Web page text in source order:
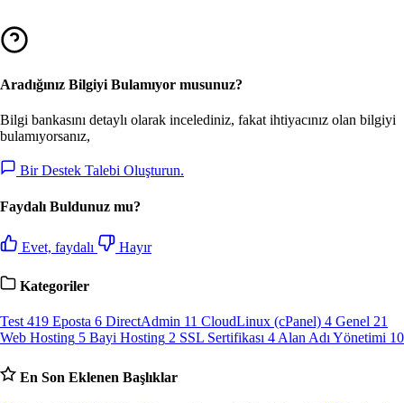
Aradığınız Bilgiyi Bulamıyor musunuz?
Bilgi bankasını detaylı olarak incelediniz, fakat ihtiyacınız olan bilgiyi
bulamıyorsanız,
Bir Destek Talebi Oluşturun.
Faydalı Buldunuz mu?
Evet, faydalı Hayır
Kategoriler
Test 419 Eposta 6 DirectAdmin 11 CloudLinux (cPanel) 4 Genel 21
Web Hosting 5 Bayi Hosting 2 SSL Sertifikası 4Alan Adı Yönetimi 10
En Son Eklenen Başlıklar